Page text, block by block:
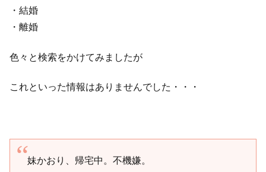
・結婚
・離婚
色々と検索をかけてみましたが
これといった情報はありませんでした・・・
妹かおり、帰宅中。不機嫌。